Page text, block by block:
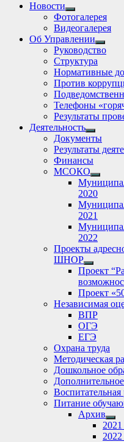
Новости
Show
sub
menu
Фотогалерея
Видеогалерея
Об Управлении
Show
sub
Руководство
Структура
Нормативные
Против
Телефоны
Результаты
Деятельность
Show
sub
menu
Документы
Результаты
Финансы
МСОКО
Show
sub
menu
2020
2021
2022
Проекты
ШНОР
Show
sub
menu
Проект
Проект
Независимая
ВПР
ОГЭ
ЕГЭ
Охрана труда
Методическая
Дошкольное
Воспитательная
Питание
Архив
sub